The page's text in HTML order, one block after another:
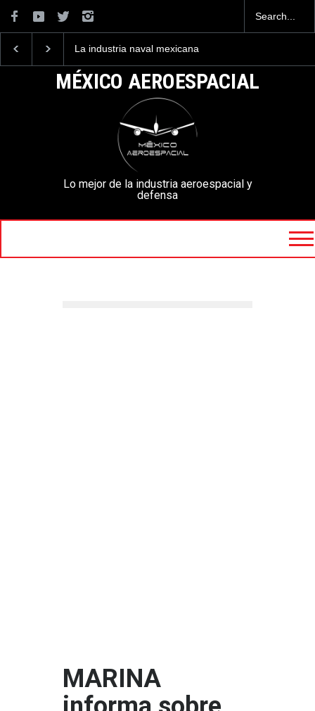
La industria naval mexicana
la Armada de México
mexicanos cuesta 2.9
millones de dólares
MÉXICO AEROESPACIAL
Lo mejor de la industria aeroespacial y
defensa
MARINA